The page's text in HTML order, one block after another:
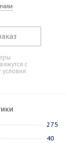
с
условия
275
40